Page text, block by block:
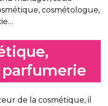
cosmétologue,
de la cosmétique, il